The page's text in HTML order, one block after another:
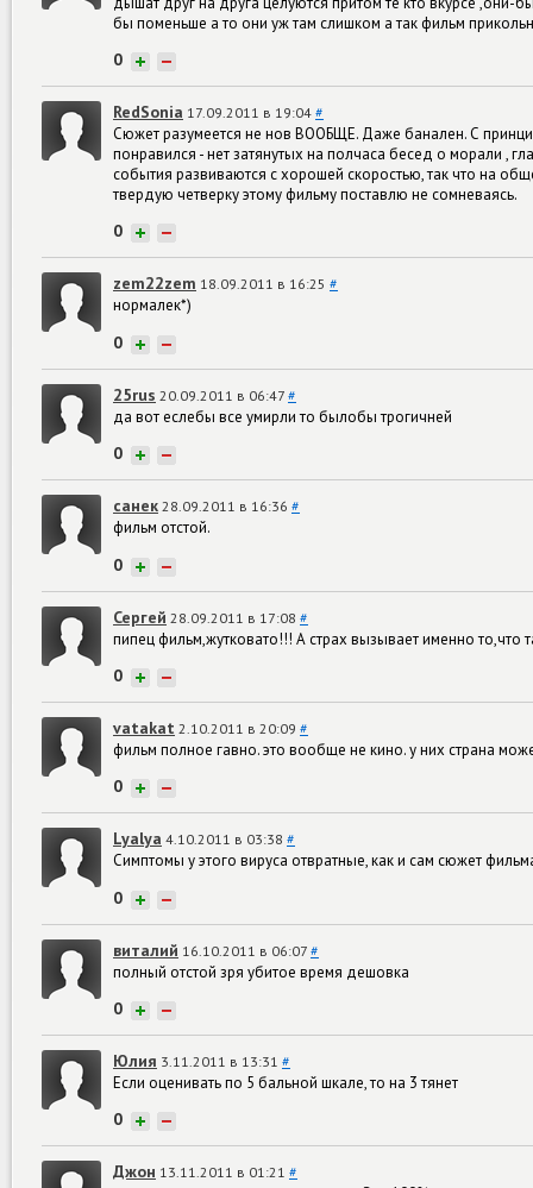
бы поменьше а то они уж там слишком а так фильм
0 + −
RedSonia 17.09.2011 в 19:04 #
Сюжет разумеется не нов ВООБЩЕ. Даже банален. С
понравился - нет затянутых на полчаса бесед о морали ,
события развиваются с хорошей скоростью, так что на
твердую четверку этому фильму поставлю не сомневаясь.
0 + −
zem22zem 18.09.2011 в 16:25 #
нормалек*)
0 + −
25rus 20.09.2011 в 06:47 #
да вот еслебы все умирли то былобы трогичней
0 + −
санек 28.09.2011 в 16:36 #
фильм отстой.
0 + −
Сергей 28.09.2011 в 17:08 #
пипец фильм,жутковато!!! А страх вызывает именно то,что
0 + −
vatakat 2.10.2011 в 20:09 #
фильм полное гавно. это вообще не кино. у них страна
0 + −
Lyalya 4.10.2011 в 03:38 #
Симптомы у этого вируса отвратные, как и сам сюжет
0 + −
виталий 16.10.2011 в 06:07 #
полный отстой зря убитое время дешовка
0 + −
Юлия 3.11.2011 в 13:31 #
Если оценивать по 5 бальной шкале, то на 3 тянет
0 + −
Джон 13.11.2011 в 01:21 #